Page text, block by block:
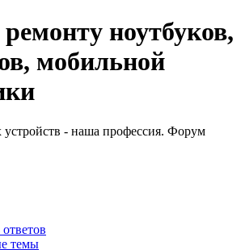
ноутбуков,
мобильной
устройств - наша профессия. Форум
темы